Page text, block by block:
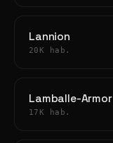
Lannion
20K hab.
Lamballe-Armor
17K hab.